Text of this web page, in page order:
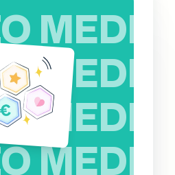
MEDIO
MEDIO
MEDIO
MEDIO